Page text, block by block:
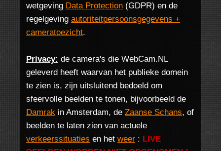
wetgeving Data Protection (GDPR) en de
regelgeving autoriteitpersoonsgegevens +
cameratoezicht.
Privacy: de camera's die WebCam.NL
geleverd heeft waarvan het publieke domein
te zien is, zijn uitsluitend bedoeld om
sfeervolle beelden te tonen, bijvoorbeeld de
Damrak in Amsterdam, de Zaanse Schans, of
beelden te laten zien van actuele
verkeerssituaties en het weer : LIVE